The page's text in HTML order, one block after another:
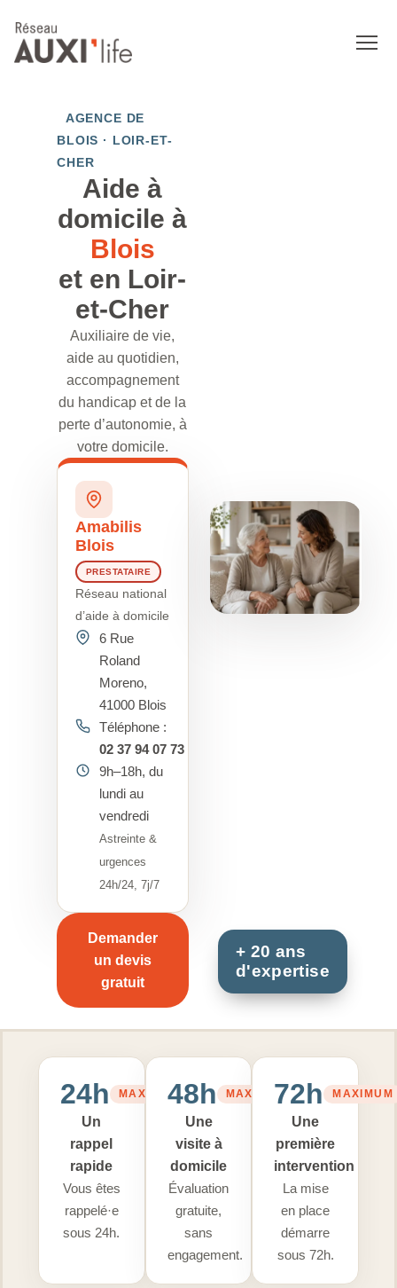
AGENCE DE
BLOIS · LOIR-ET-
CHER
Aide à
domicile à
Blois
et en Loir-
et-Cher
Auxiliaire de vie,
aide au quotidien,
accompagnement
du handicap et de la
perte d’autonomie, à
votre domicile.
Amabilis
Blois
PRESTATAIRE
Réseau national
d’aide à domicile
6 Rue
Roland
Moreno,
41000 Blois
Téléphone :
02 37 94 07 73
9h–18h, du
lundi au
vendredi
Astreinte &
urgences
24h/24, 7j/7
Demander
un devis
gratuit
24h MAXIMUM
Un
rappel
rapide
Vous êtes
rappelé·e
sous 24h.
48h MAXIMUM
Une
visite à
domicile
Évaluation
gratuite,
sans
engagement.
72h MAXIMUM
Une
première
intervention
La mise
en place
démarre
sous 72h.